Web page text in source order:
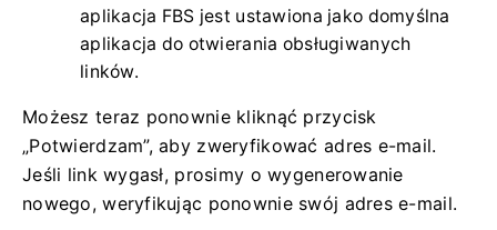
aplikacja FBS jest ustawiona jako domyślna
aplikacja do otwierania obsługiwanych
linków.
Możesz teraz ponownie kliknąć przycisk
„Potwierdzam”, aby zweryfikować adres e-mail.
Jeśli link wygasł, prosimy o wygenerowanie
nowego, weryfikując ponownie swój adres e-mail.